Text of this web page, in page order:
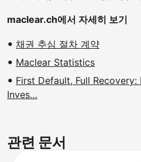
maclear.ch에서 자세히 보기
채권 추심 절차 계약
Maclear Statistics
First Default, Full
Inves…
관련 문서